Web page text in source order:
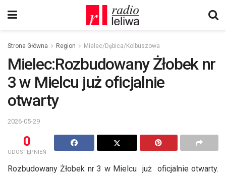
Strona Główna Region Mielec/Dębica/Kolbuszowa
Mielec:Rozbudowany Żłobek nr
3 w Mielcu już oficjalnie
otwarty
2026-05-29
0
UDOSTĘPNIEŃ
Rozbudowany Żłobek nr 3 w Mielcu już oficjalnie otwarty.